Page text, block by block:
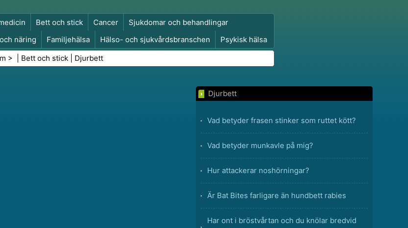
Bett och stick Cancer
Sjukdomar och behandlingar
näring Familjehälsa Hälso- och sjukvårdsbranschen
Psykisk hälsa
Kirurgi och ingrepp
> | Bett och stick Djurbett
Djurbett
Vad betyder frasen stinker som ruttet kött?
Vad betyder munkavle på mig?
Hur attackerar noshörningar?
Är Bat Bites farligare än hundbett rabies
Har ont i bröstvårtan och du knölar bredvid